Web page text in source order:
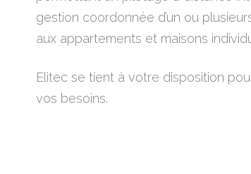
LATÉRAUX
gestion coordonnée d’un ou
aux appartements et maisons
Elitec se tient à votre disposition
vos besoins.